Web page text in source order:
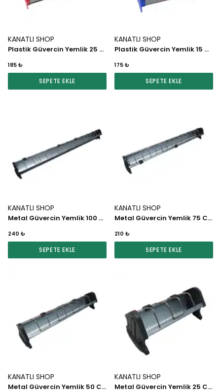
KANATLI SHOP
Plastik Güvercin Yemlik 25 CM
185 ₺
SEPETE EKLE
KANATLI SHOP
Plastik Güvercin Yemlik 15 CM
175 ₺
SEPETE EKLE
KANATLI SHOP
Metal Güvercin Yemlik 100 CM (Siyah)
240 ₺
SEPETE EKLE
KANATLI SHOP
Metal Güvercin Yemlik 75 CM (Siyah)
210 ₺
SEPETE EKLE
KANATLI SHOP
Metal Güvercin Yemlik 50 CM (Siyah)
KANATLI SHOP
Metal Güvercin Yemlik 25 CM (Siyah)